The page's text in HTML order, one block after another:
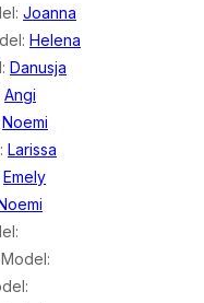
Joanna
Helena
Danusja
Angi
Noemi
Larissa
Emely